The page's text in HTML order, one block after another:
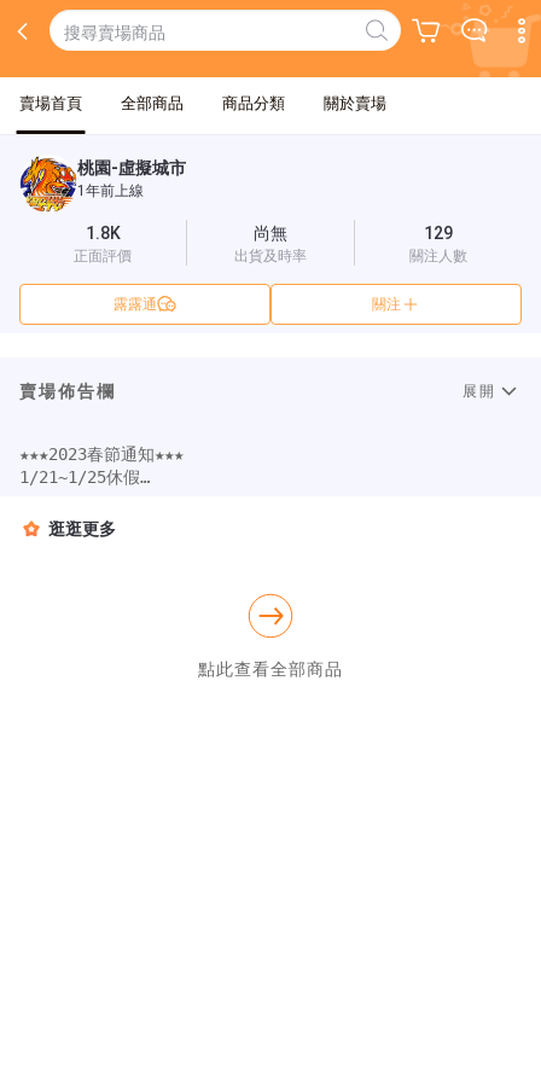
賣場首頁 全部商品 商品分類 關於賣場
桃園-虛擬城市
1年前上線
1.8K
正面評價
尚無
出貨及時率
129
關注人數
露露通 關注
賣場佈告欄 展開
★★★2023春節通知★★★
1/21~1/25休假
★虛擬城市LINE@上線，掃描QRcod，商品問題立即回覆，各種優惠
後總計金額，可手動更改，如金額有誤，會影響至您的出貨時間，
★假日訂單一律順延至平日出貨★
★本店為實體門市，商品流動較大，不收急件!★
★產品上有任何問題，歡迎多利用露露通聊聊確認★
逛逛更多
點此查看全部商品